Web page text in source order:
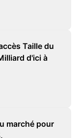
Taille du
d'ici à
marché pour